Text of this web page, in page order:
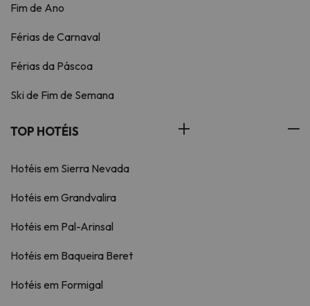
Fim de Ano
Férias de Carnaval
Férias da Páscoa
Ski de Fim de Semana
TOP HOTÉIS
Hotéis em Sierra Nevada
Hotéis em Grandvalira
Hotéis em Pal-Arinsal
Hotéis em Baqueira Beret
Hotéis em Formigal